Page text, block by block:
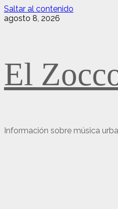
Saltar al contenido
agosto 8, 2026
El
Información sobre música